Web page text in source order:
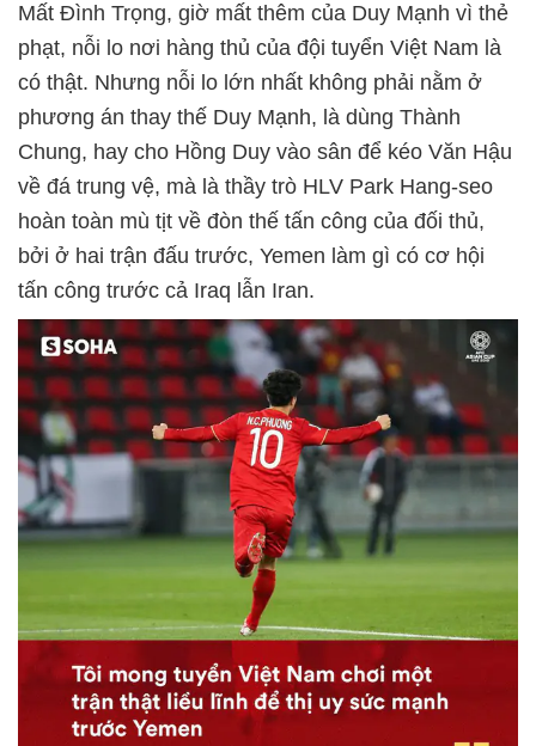
Mất Đình Trọng, giờ mất thêm của Duy Mạnh vì thẻ
phạt, nỗi lo nơi hàng thủ của đội tuyển Việt Nam là
có thật. Nhưng nỗi lo lớn nhất không phải nằm ở
phương án thay thế Duy Mạnh, là dùng Thành
Chung, hay cho Hồng Duy vào sân để kéo Văn Hậu
về đá trung vệ, mà là thầy trò HLV Park Hang-seo
hoàn toàn mù tịt về đòn thế tấn công của đối thủ,
bởi ở hai trận đấu trước, Yemen làm gì có cơ hội
tấn công trước cả Iraq lẫn Iran.